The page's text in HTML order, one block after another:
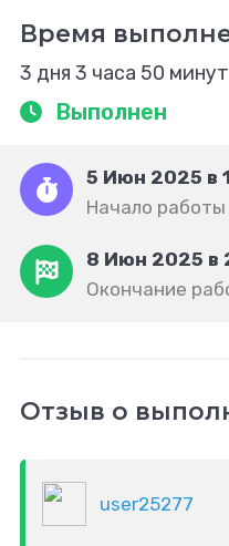
Время
3 дня 3 часа 50 минут
Выполнен
5 Июн 2025 в
Начало работы
8 Июн 2025 в
Окончание
Отзыв о
user25277